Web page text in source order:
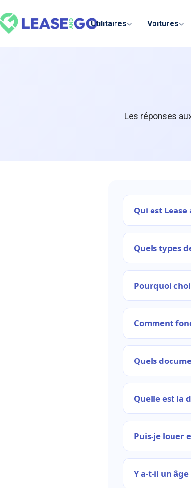
Utilitaires Voitures
Les réponses
Qui est Lease
Quels types
Pourquoi
Comment
Quels
Quelle est la
Puis-je louer
Y a-t-il un